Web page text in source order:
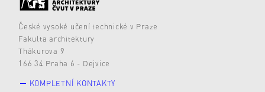
České vysoké učení technické v Praze
Fakulta architektury
Thákurova 9
166 34 Praha 6 - Dejvice
KOMPLETNÍ KONTAKTY